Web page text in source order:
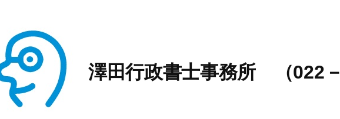
澤田行政書士事務所 （022－